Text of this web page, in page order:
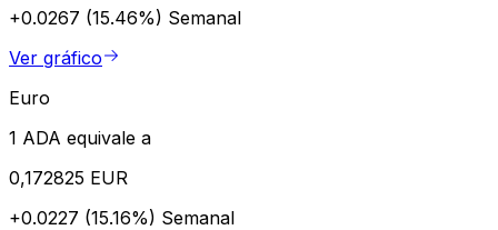
+0.0267 (15.46%) Semanal
Ver gráfico
Euro
1 ADA equivale a
0,172825 EUR
+0.0227 (15.16%) Semanal